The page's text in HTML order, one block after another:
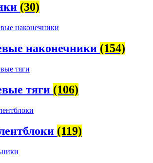
(30)
наконечники (154)
тяги (106)
(119)